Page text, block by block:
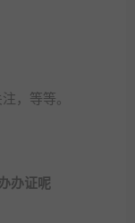
，等等。​
办证呢​